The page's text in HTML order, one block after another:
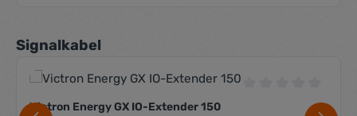
werden. Der Smart Shunt hat 2 Spannungseingänge,
Spannungsmessung der Zusatzbatterie sowie der Starter-
Batterie Mittelpunktspannung der Batteriebank
Temperaturüberwachung mittels entsprechendem
Produktgalerie überspringen
Signalkabel
Durchschnittliche
Victron Energy GX IO-Extender 150